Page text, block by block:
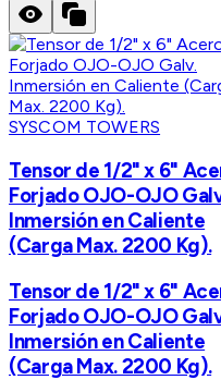
SYSCOM TOWERS
Tensor de 1/2" x 6"
Forjado OJO-OJO
Inmersión en Caliente
(Carga Max. 2200 Kg).
Tensor de 1/2" x 6"
Forjado OJO-OJO
Inmersión en Caliente
(Carga Max. 2200 Kg).